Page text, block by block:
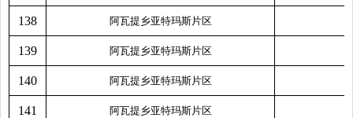
138 阿瓦提乡亚特玛斯片区
139 阿瓦提乡亚特玛斯片区
140 阿瓦提乡亚特玛斯片区
141 阿瓦提乡亚特玛斯片区